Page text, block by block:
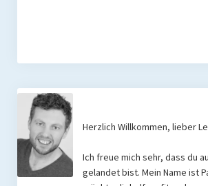
Herzlich Willkommen, lieber
Ich freue mich sehr, dass du
gelandet bist. Mein Name ist